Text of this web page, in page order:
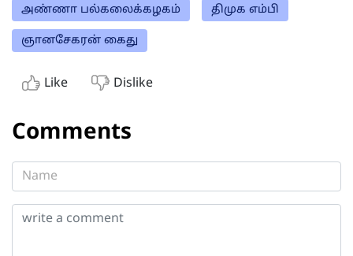
அண்ணா பல்கலைக்கழகம் திமுக எம்பி
ஞானசேகரன் கைது
Like Dislike
Comments